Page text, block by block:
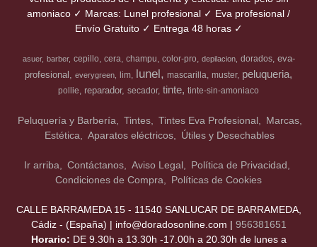
amoniaco ✓ Marcas: Lunel profesional ✓ Eva profesional /
Envío Gratuito ✓ Entrega 48 horas ✓
asuer barber cepillo cera champu color-pro depilacion dorados eva-
profesional
everygreen lim lunel mascarilla muster peluqueria
pollie reparador secador tinte tinte-sin-amoniaco
Peluquería y Barbería Tintes Tintes Eva Profesional
Marcas
Estética
Aparatos eléctricos Útiles y Desechables
Ir arriba Contáctanos Aviso Legal
Política de Privacidad
Condiciones de Compra
Políticas de Cookies
CALLE BARRAMEDA 15 - 11540 SANLUCAR DE BARRAMEDA,
Cádiz - (España) | info@doradosonline.com | 956381651
Horario: DE 9.30h a 13.30h -17.00h a 20.30h de lunes a